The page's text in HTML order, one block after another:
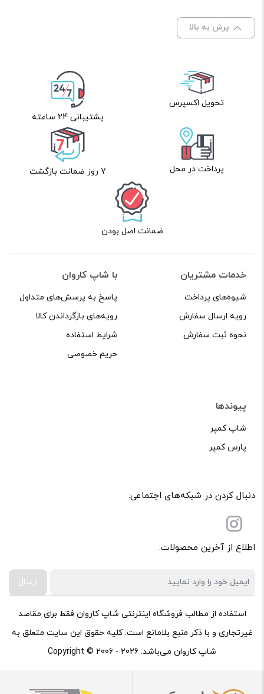
پرش به بالا
تحویل اکسپرس
پشتیبانی 24 ساعته
پرداخت در محل 7 روز ضمانت بازگشت
ضمانت اصل بودن
خدمات مشتریان
شیوه‌های پرداخت
رویه ارسال سفارش
نحوه ثبت سفارش
با شاپ کاروان
پاسخ به پرسش‌های متداول
رویه‌های بازگرداندن کالا
شرایط استفاده
حریم خصوصی
پیوندها
شاپ کمپر
پارس کمپر
دنبال کردن در شبکه‌های اجتماعی:
اطلاع از آخرین محصولات:
ارسال
استفاده از مطالب فروشگاه اینترنتی شاپ کاروان فقط برای مقاصد
غیرتجاری و با ذکر منبع بلامانع است. کلیه حقوق این سایت متعلق به
شاپ کاروان می‌باشد. Copyright © 2006 - 2026